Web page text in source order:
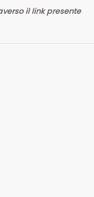
il link presente